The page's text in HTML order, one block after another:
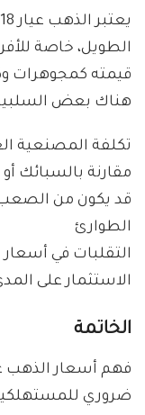
الطويل، خاصة
قيمته كمجوهرات
هناك بعض
تكلفة المصنعية
مقارنة بالسبائك
قد يكون من
الطوارئ
التقلبات في
الاستثمار على
الخاتمة
ضروري